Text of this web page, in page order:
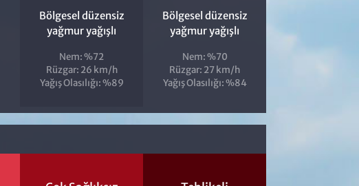
Bölgesel düzensiz
yağmur yağışlı
Nem: %72
Rüzgar: 26 km/h
Yağış Olasılığı: %89
Bölgesel düzensiz
yağmur yağışlı
Nem: %70
Rüzgar: 27 km/h
Yağış Olasılığı: %84